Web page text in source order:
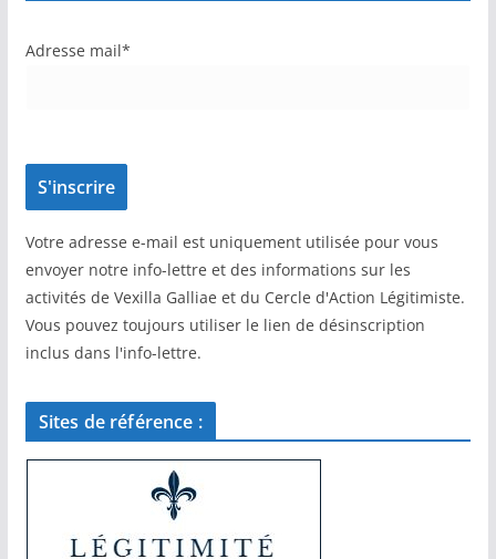
Adresse mail*
Votre adresse e-mail est uniquement utilisée pour vous
envoyer notre info-lettre et des informations sur les
activités de Vexilla Galliae et du Cercle d'Action Légitimiste.
Vous pouvez toujours utiliser le lien de désinscription
inclus dans l'info-lettre.
Sites de référence :